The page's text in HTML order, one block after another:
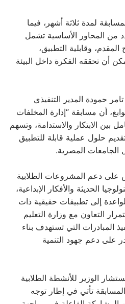
لمدة ثلاثة أشهر، فيما
من المحاور الأساسية تشمل
وقابلية التطبيق،
يمكن أن تحققه الفكرة داخل البيئة
حمودة المدير التنفيذي
أن مسابقة “إدارة المخلفات
بين الابتكار والاستدامة، وتسهم
حلول عملية قابلة للتطبيق
الجامعات المصرية.
على دعم المشروعات الطلابية
الحديثة والأفكار الإبداعية،
إلى تطبيقات حقيقية ذات
التعاون مع وزارة التعليم
المبادرات التي تستهدف بناء
على دعم جهود التنمية
الوزير للأنشطة الطلابية
تأتي في إطار توجه